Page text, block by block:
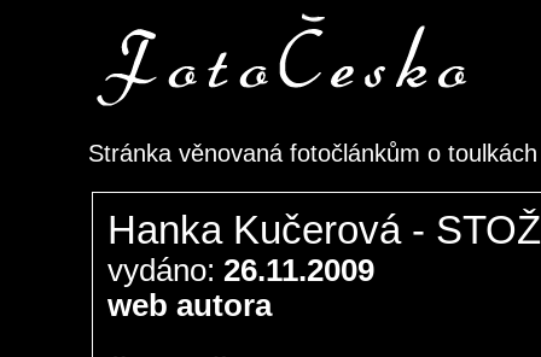
Stránka věnovaná fotočlánkům o
Hanka Kučerová -
vydáno: 26.11.2009
web autora